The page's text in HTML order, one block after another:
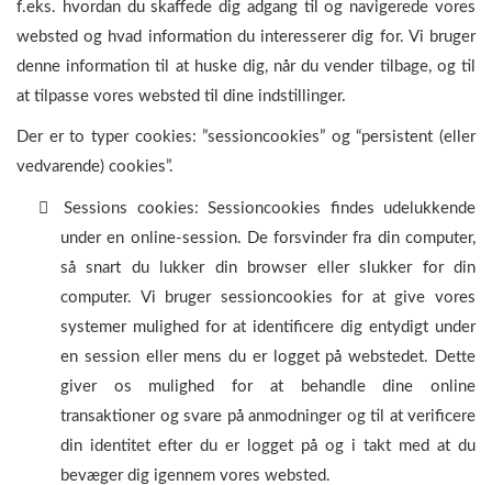
f.eks. hvordan du skaffede dig adgang til og navigerede vores
websted og hvad information du interesserer dig for. Vi bruger
denne information til at huske dig, når du vender tilbage, og til
at tilpasse vores websted til dine indstillinger.
Der er to typer cookies: ”sessioncookies” og “persistent (eller
vedvarende) cookies”.
Sessions cookies: Sessioncookies findes udelukkende
under en online-session. De forsvinder fra din computer,
så snart du lukker din browser eller slukker for din
computer. Vi bruger sessioncookies for at give vores
systemer mulighed for at identificere dig entydigt under
en session eller mens du er logget på webstedet. Dette
giver os mulighed for at behandle dine online
transaktioner og svare på anmodninger og til at verificere
din identitet efter du er logget på og i takt med at du
bevæger dig igennem vores websted.